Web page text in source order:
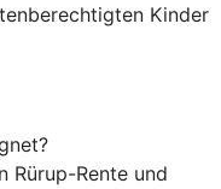
Kinder
Rürup-Rente und